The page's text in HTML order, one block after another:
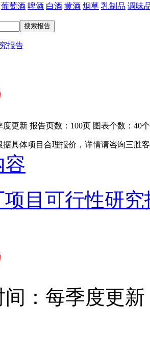
葡萄酒 啤酒 白酒 黄酒 烟草 乳制品 调味
报告
度更新 报告页数：100页 图表个数：40个
据具体项目合理报价，详情请咨询三胜
容
目可行性研究
间：每季度更新